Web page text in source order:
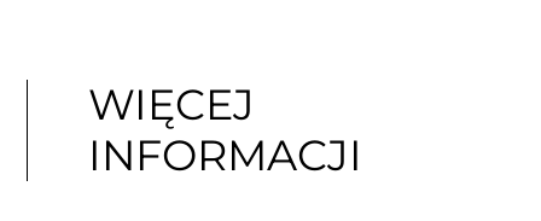
WIĘCEJ
INFORMACJI